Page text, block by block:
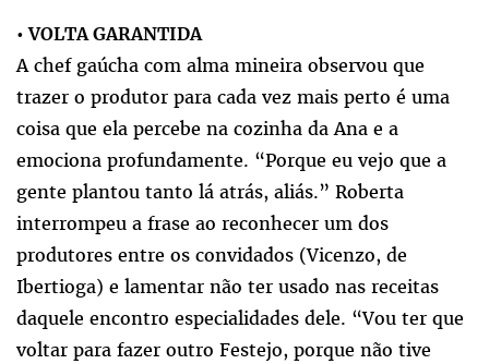
•VOLTA GARANTIDA
A chef gaúcha com alma mineira observou que
trazer o produtor para cada vez mais perto é uma
coisa que ela percebe na cozinha da Ana e a
emociona profundamente. “Porque eu vejo que a
gente plantou tanto lá atrás, aliás.” Roberta
interrompeu a frase ao reconhecer um dos
produtores entre os convidados (Vicenzo, de
Ibertioga) e lamentar não ter usado nas receitas
daquele encontro especialidades dele. “Vou ter que
voltar para fazer outro Festejo, porque não tive